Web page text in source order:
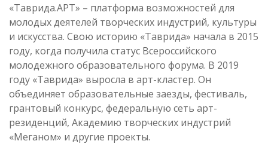
«Таврида.АРТ» – платформа возможностей для
молодых деятелей творческих индустрий, культуры
и искусства. Свою историю «Таврида» начала в 2015
году, когда получила статус Всероссийского
молодежного образовательного форума. В 2019
году «Таврида» выросла в арт-кластер. Он
объединяет образовательные заезды, фестиваль,
грантовый конкурс, федеральную сеть арт-
резиденций, Академию творческих индустрий
«Меганом» и другие проекты.